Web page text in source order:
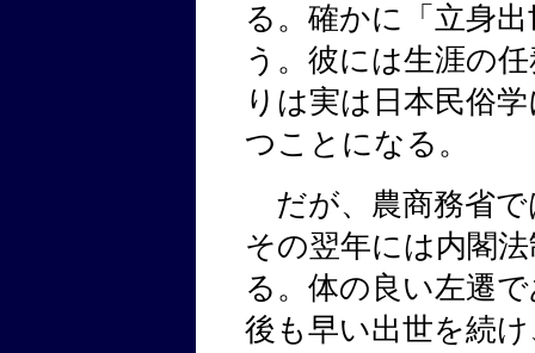
る。確かに「立身
う。彼には生涯の
りは実は日本民俗
つことになる。
だが、農商務省で
その翌年には内閣
る。体の良い左遷
後も早い出世を続